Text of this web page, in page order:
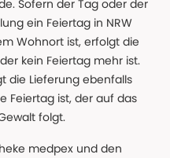
Sofern der Tag oder der
ein Feiertag in NRW
Wohnort ist, erfolgt die
kein Feiertag mehr ist.
die Lieferung ebenfalls
Feiertag ist, der auf das
folgt.
medpex und den